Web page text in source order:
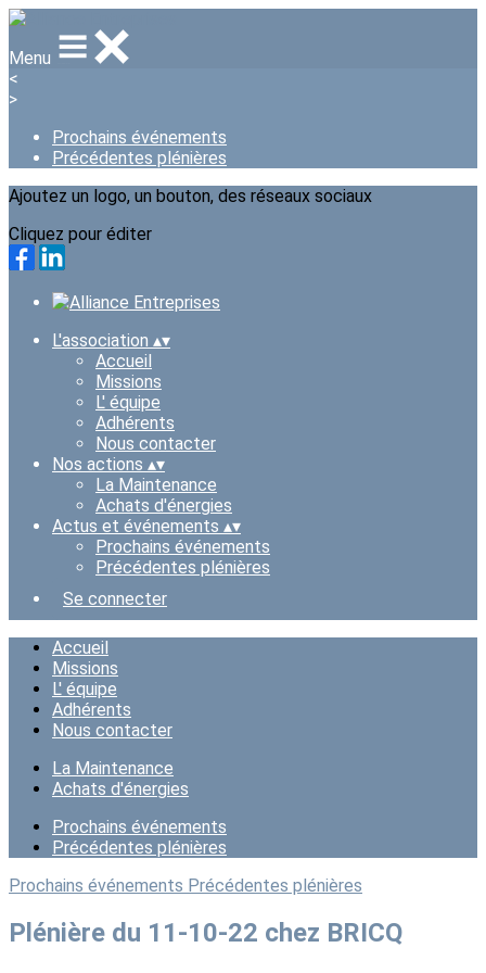
Menu
<
>
Prochains événements
Précédentes plénières
Ajoutez un logo, un bouton, des réseaux sociaux
Cliquez pour éditer
L'association ▴▾
Accueil
Missions
L' équipe
Adhérents
Nous contacter
Nos actions ▴▾
La Maintenance
Achats d'énergies
Actus et événements ▴▾
Prochains événements
Précédentes plénières
Se connecter
Accueil
Missions
L' équipe
Adhérents
Nous contacter
La Maintenance
Achats d'énergies
Prochains événements
Précédentes plénières
Prochains événements Précédentes plénières
Plénière du 11-10-22 chez BRICQ